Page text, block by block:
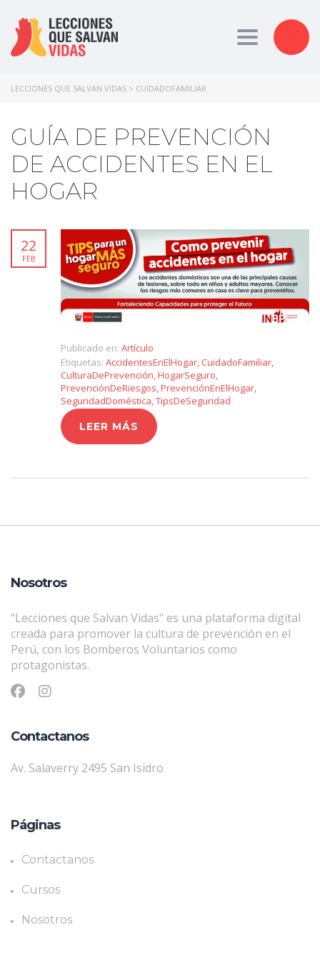
Toggle
LECCIONES QUE SALVAN VIDAS > CUIDADOFAMILIAR
GUÍA DE PREVENCIÓN
DE ACCIDENTES EN EL
HOGAR
22
FEB
Publicado en: Artículo
Etiquetas: AccidentesEnElHogar, CuidadoFamiliar,
CulturaDePrevención,HogarSeguro,
PrevenciónDeRiesgos,PrevenciónEnElHogar,
SeguridadDoméstica,TipsDeSeguridad
LEER MÁS
Nosotros
"Lecciones que Salvan Vidas" es una plataforma digital
creada para promover la cultura de prevención en el
Perú, con los Bomberos Voluntarios como
protagonistas.
Contactanos
Av. Salaverry 2495 San Isidro
Páginas
Contactanos
Cursos
Nosotros